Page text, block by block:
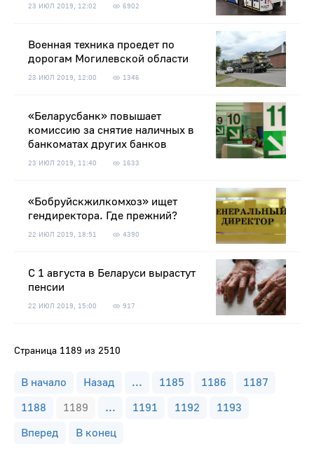
23 ИЮЛ 2019, 12:02 6902
Военная техника проедет по
дорогам Могилевской области
23 ИЮЛ 2019, 12:00 1346
«Беларусбанк» повышает
комиссию за снятие наличных в
банкоматах других банков
23 ИЮЛ 2019, 11:40 1633
«Бобруйскжилкомхоз» ищет
гендиректора. Где прежний?
22 ИЮЛ 2019, 18:51 4390
С 1 августа в Беларуси вырастут
пенсии
22 ИЮЛ 2019, 15:00 917
Страница 1189 из 2510
В начало Назад ... 1185 1186
1187
1188
1189 ... 1191 1192
1193
Вперед
В конец